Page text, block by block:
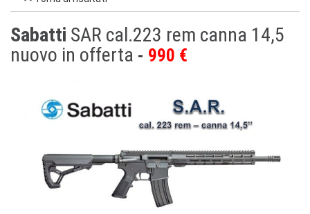
Sabatti SAR cal.223 rem canna 14,5
nuovo in offerta
990 €